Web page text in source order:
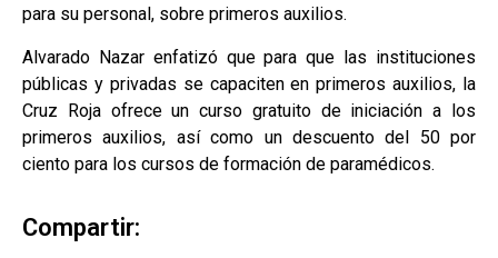
para su personal, sobre primeros auxilios.
Alvarado Nazar enfatizó que para que las instituciones
públicas y privadas se capaciten en primeros auxilios, la
Cruz Roja ofrece un curso gratuito de iniciación a los
primeros auxilios, así como un descuento del 50 por
ciento para los cursos de formación de paramédicos.
Compartir: